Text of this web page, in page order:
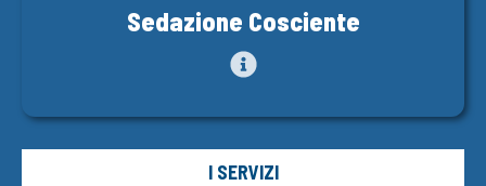
Sedazione Cosciente
I SERVIZI